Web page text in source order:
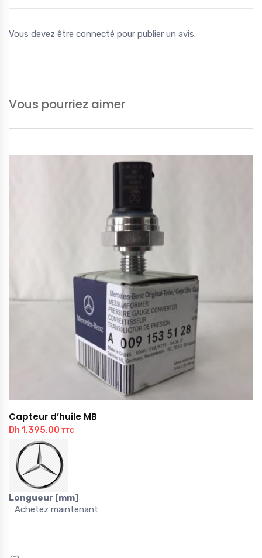
Vous devez être connecté pour publier un avis.
Vous pourriez aimer
Capteur d’huile MB
Dh 1.395,00 TTC
Longueur [mm]
Achetez maintenant